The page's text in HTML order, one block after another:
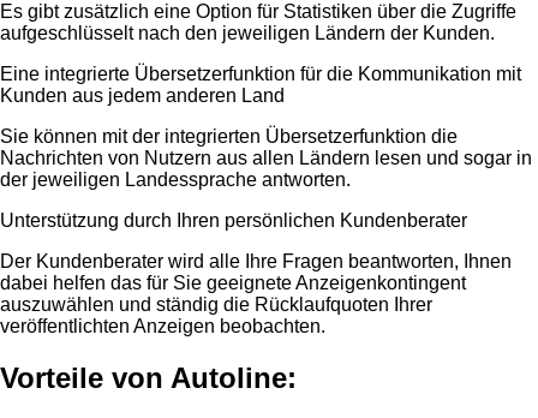
Es gibt zusätzlich eine Option für Statistiken über die Zugriffe
aufgeschlüsselt nach den jeweiligen Ländern der Kunden.
Eine integrierte Übersetzerfunktion für die Kommunikation mit
Kunden aus jedem anderen Land
Sie können mit der integrierten Übersetzerfunktion die
Nachrichten von Nutzern aus allen Ländern lesen und sogar in
der jeweiligen Landessprache antworten.
Unterstützung durch Ihren persönlichen Kundenberater
Der Kundenberater wird alle Ihre Fragen beantworten, Ihnen
dabei helfen das für Sie geeignete Anzeigenkontingent
auszuwählen und ständig die Rücklaufquoten Ihrer
veröffentlichten Anzeigen beobachten.
Vorteile von Autoline: